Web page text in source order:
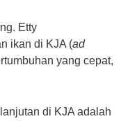
Etty
ikan di KJA (ad
yang cepat,
di KJA adalah